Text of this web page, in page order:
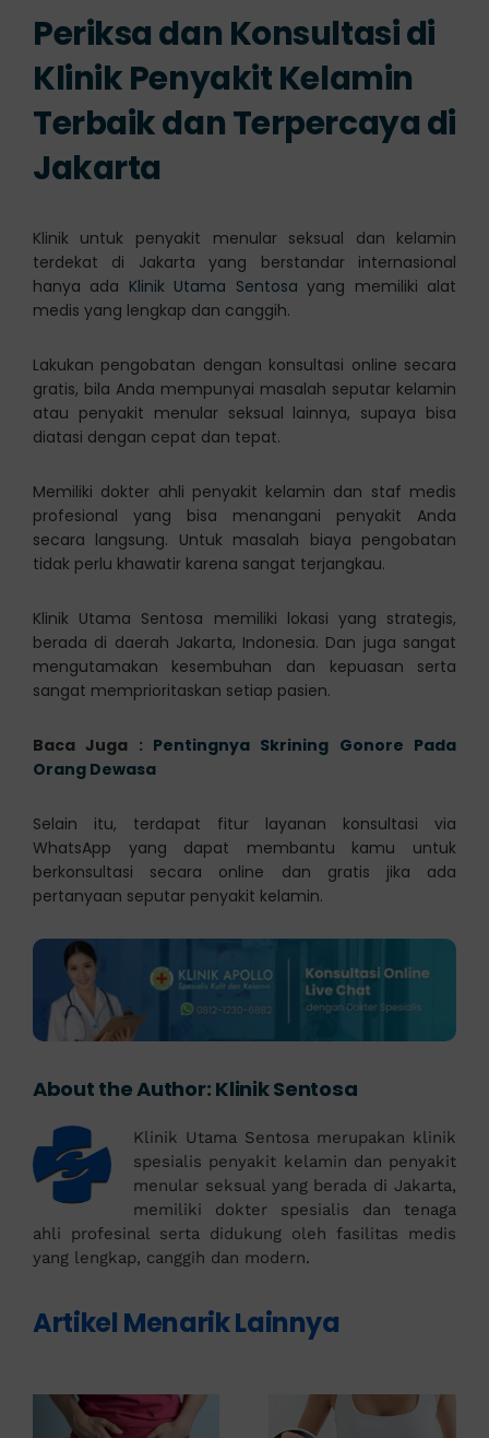
Periksa dan Konsultasi di
Klinik Penyakit Kelamin
Terbaik dan Terpercaya di
Jakarta
Klinik untuk penyakit menular seksual dan kelamin
terdekat di Jakarta yang berstandar internasional
hanya ada Klinik Utama Sentosa yang memiliki alat
medis yang lengkap dan canggih.
Lakukan pengobatan dengan konsultasi online secara
gratis, bila Anda mempunyai masalah seputar kelamin
atau penyakit menular seksual lainnya, supaya bisa
diatasi dengan cepat dan tepat.
Memiliki dokter ahli penyakit kelamin dan staf medis
profesional yang bisa menangani penyakit Anda
secara langsung. Untuk masalah biaya pengobatan
tidak perlu khawatir karena sangat terjangkau.
Klinik Utama Sentosa memiliki lokasi yang strategis,
berada di daerah Jakarta, Indonesia. Dan juga sangat
mengutamakan kesembuhan dan kepuasan serta
sangat memprioritaskan setiap pasien.
Baca Juga : Pentingnya Skrining Gonore Pada
Orang Dewasa
Selain itu, terdapat fitur layanan konsultasi via
WhatsApp yang dapat membantu kamu untuk
berkonsultasi secara online dan gratis jika ada
pertanyaan seputar penyakit kelamin.
About the Author: Klinik Sentosa
Klinik Utama Sentosa merupakan klinik
spesialis penyakit kelamin dan penyakit
menular seksual yang berada di Jakarta,
memiliki dokter spesialis dan tenaga
ahli profesinal serta didukung oleh fasilitas medis
yang lengkap, canggih dan modern.
Artikel Menarik Lainnya